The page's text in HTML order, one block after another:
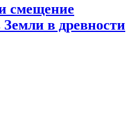
смещение
в древности